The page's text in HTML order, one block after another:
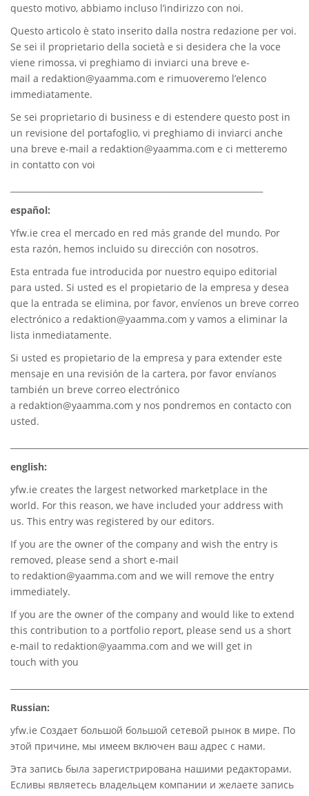
questo motivo, abbiamo incluso l’indirizzo con noi.
Questo articolo è stato inserito dalla nostra redazione per voi.
Se sei il proprietario della società e si desidera che la voce
viene rimossa, vi preghiamo di inviarci una breve e-
mail a redaktion@yaamma.com e rimuoveremo l’elenco
immediatamente.
Se sei proprietario di business e di estendere questo post in
un revisione del portafoglio, vi preghiamo di inviarci anche
una breve e-mail a redaktion@yaamma.com e ci metteremo
in contatto con voi
español:
Yfw.ie crea el mercado en red más grande del mundo. Por
esta razón, hemos incluido su dirección con nosotros.
Esta entrada fue introducida por nuestro equipo editorial
para usted. Si usted es el propietario de la empresa y desea
que la entrada se elimina, por favor, envíenos un breve correo
electrónico a redaktion@yaamma.com y vamos a eliminar la
lista inmediatamente.
Si usted es propietario de la empresa y para extender este
mensaje en una revisión de la cartera, por favor envíanos
también un breve correo electrónico
a redaktion@yaamma.com y nos pondremos en contacto con
usted.
english:
yfw.ie creates the largest networked marketplace in the
world. For this reason, we have included your address with
us. This entry was registered by our editors.
If you are the owner of the company and wish the entry is
removed, please send a short e-mail
to redaktion@yaamma.com and we will remove the entry
immediately.
If you are the owner of the company and would like to extend
this contribution to a portfolio report, please send us a short
e-mail to redaktion@yaamma.com and we will get in
touch with you
Russian:
yfw.ie Создает большой большой сетевой рынок в мире. По
этой причине, мы имеем включен ваш адрес с нами.
Эта запись была зарегистрирована нашими редакторами.
Есливы являетесь владельцем компании и желаете запись